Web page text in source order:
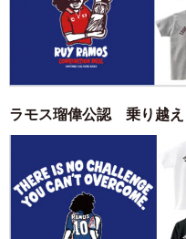
ラモス瑠偉公認 乗り越え